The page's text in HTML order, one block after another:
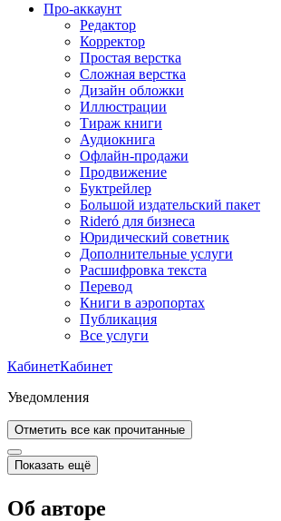
Про-аккаунт
Редактор
Корректор
Простая верстка
Сложная верстка
Дизайн обложки
Иллюстрации
Тираж книги
Аудиокнига
Офлайн-продажи
Продвижение
Буктрейлер
Большой издательский пакет
Rideró для бизнеса
Юридический советник
Дополнительные услуги
Расшифровка текста
Перевод
Книги в аэропортах
Публикация
Все услуги
КабинетКабинет
Уведомления
Отметить все как прочитанные
Показать ещё
Об авторе